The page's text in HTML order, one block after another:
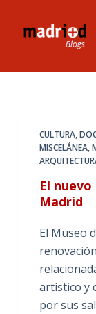
t
CULTURA,
MISCELÁNEA,
El
Madrid
El Museo
artístico y
por sus